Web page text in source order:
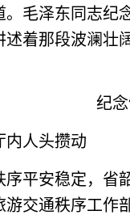
毛泽东同志纪
着那段波澜壮
人头攒动
安稳定，省
交通秩序工作